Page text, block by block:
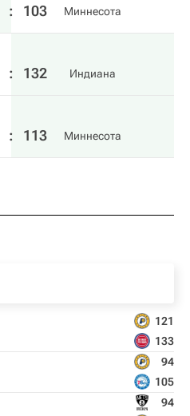
: 103 Миннесота
: 132 Индиана
: 113 Миннесота
121
133
94
105
94